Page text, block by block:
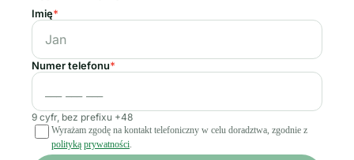
Imię*
Numer telefonu*
9 cyfr, bez prefixu +48
Wyrażam zgodę na kontakt telefoniczny w celu doradztwa, zgodnie z
polityką prywatności.